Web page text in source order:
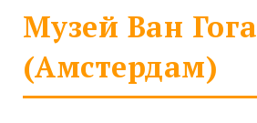
Музей Ван Гога
(Амстердам)